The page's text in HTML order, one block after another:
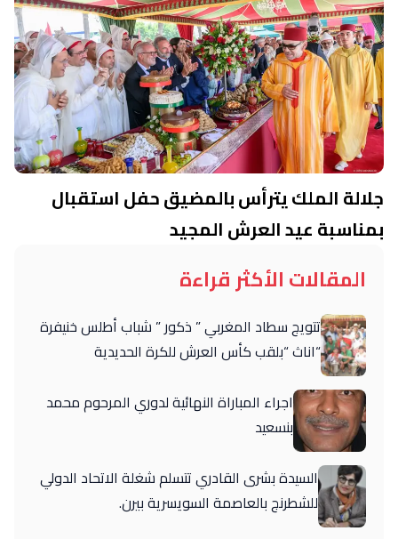
جلالة الملك يترأس بالمضيق حفل استقبال
بمناسبة عيد العرش المجيد
المقالات الأكثر قراءة
تتويج سطاد المغربي ” ذكور ” شباب أطلس خنيفرة
“اناث “بلقب كأس العرش للكرة الحديدية
اجراء المباراة النهائية لدوري المرحوم محمد
بنسعيد
السيدة بشرى القادري تتسلم شغلة الاتحاد الدولي
للشطرنج بالعاصمة السويسرية بيرن.